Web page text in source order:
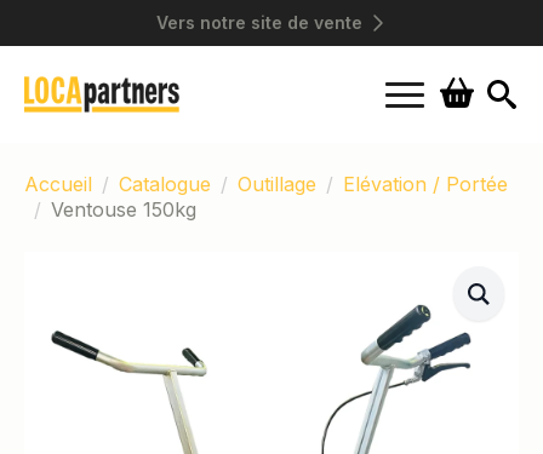
Vers notre site de vente
Accueil
Catalogue Outillage
Elévation / Portée
Ventouse 150kg